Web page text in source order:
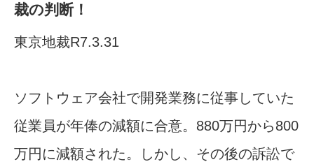
裁の判断！
東京地裁R7.3.31
ソフトウェア会社で開発業務に従事していた
従業員が年俸の減額に合意。880万円から800
万円に減額された。しかし、その後の訴訟で